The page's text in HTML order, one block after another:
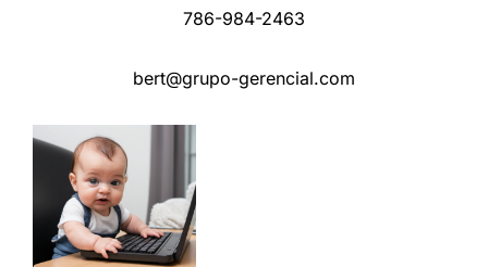
786-984-2463
bert@grupo-gerencial.com